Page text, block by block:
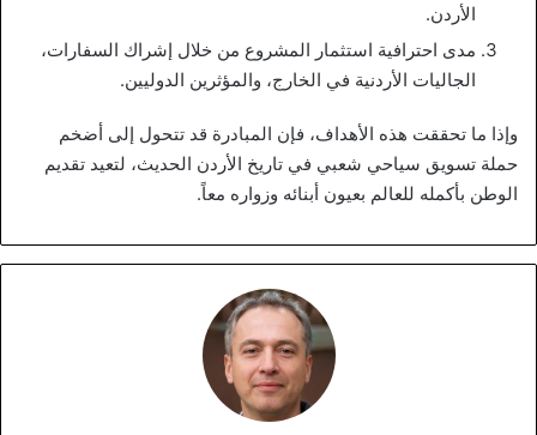
الأردن.
مدى احترافية استثمار المشروع من خلال إشراك السفارات،
الجاليات الأردنية في الخارج، والمؤثرين الدوليين.
وإذا ما تحققت هذه الأهداف، فإن المبادرة قد تتحول إلى أضخم
حملة تسويق سياحي شعبي في تاريخ الأردن الحديث، لتعيد تقديم
الوطن بأكمله للعالم بعيون أبنائه وزواره معاً.